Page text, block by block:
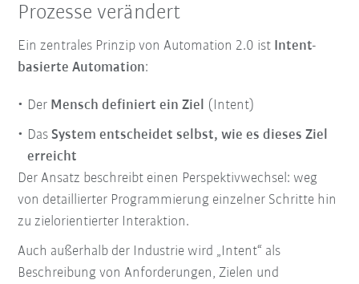
Prozesse verändert
Ein zentrales Prinzip von Automation 2.0 ist Intent-
basierte Automation:
Der Mensch definiert ein Ziel (Intent)
DasSystem entscheidet selbst, wie es dieses Ziel
erreicht
Der Ansatz beschreibt einen Perspektivwechsel: weg
von detaillierter Programmierung einzelner Schritte hin
zu zielorientierter Interaktion.
Auch außerhalb der Industrie wird „Intent“ als
Beschreibung von Anforderungen, Zielen und